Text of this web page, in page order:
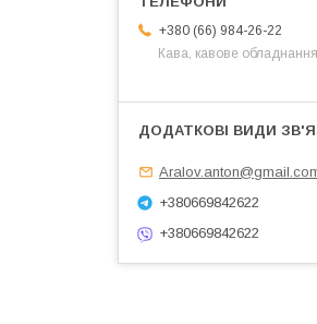
+380 (66) 984-26-22
Кава, кавове обладнання
+380669842622
+380669842622